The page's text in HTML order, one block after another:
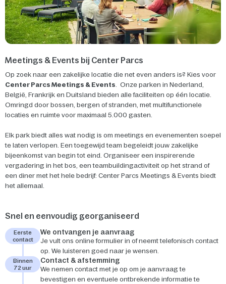
Meetings & Events bij Center Parcs
Op zoek naar een zakelijke locatie die net even anders is? Kies voor
Center Parcs Meetings & Events. Onze parken in Nederland,
België, Frankrijk en Duitsland bieden alle faciliteiten op één locatie.
Omringd door bossen, bergen of stranden, met multifunctionele
locaties en ruimte voor maximaal 5.000 gasten.
Elk park biedt alles wat nodig is om meetings en evenementen soepel
te laten verlopen. Een toegewijd team begeleidt jouw zakelijke
bijeenkomst van begin tot eind. Organiseer een inspirerende
vergadering in het bos, een teambuildingactiviteit op het strand of
een diner met het hele bedrijf: Center Parcs Meetings & Events biedt
het allemaal.
Snel en eenvoudig georganiseerd
Eerste
contact
We ontvangen je aanvraag
Je vult ons online formulier in of neemt telefonisch contact
op. We luisteren goed naar je wensen.
Binnen
72 uur
Contact & afstemming
We nemen contact met je op om je aanvraag te
bevestigen en eventuele ontbrekende informatie te